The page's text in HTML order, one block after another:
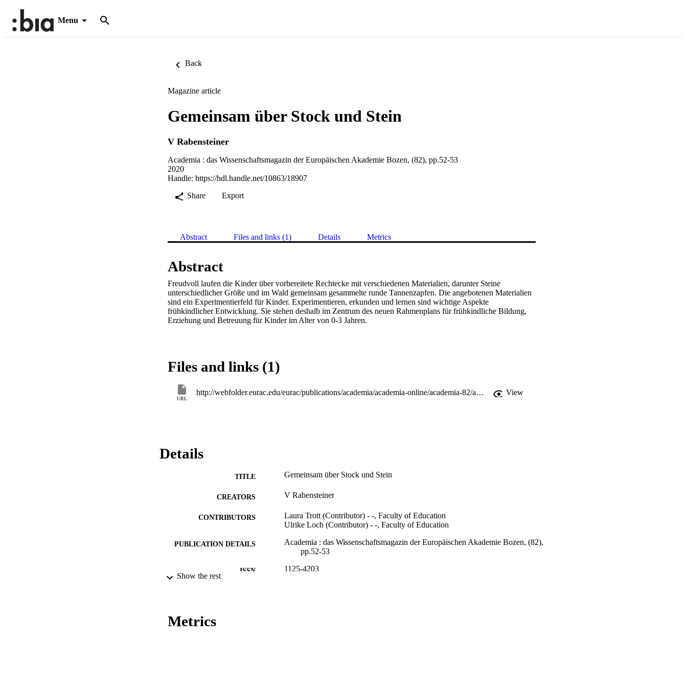
Menu
Back
Magazine article
Gemeinsam über Stock und Stein
V Rabensteiner
Academia : das Wissenschaftsmagazin der Europäischen Akademie Bozen, (82), pp.52-53
2020
Handle: https://hdl.handle.net/10863/18907
Share
Export
Abstract Files and links (1) Details Metrics
Abstract
Freudvoll laufen die Kinder über vorbereitete Rechtecke mit verschiedenen Materialien, darunter Steine
unterschiedlicher Größe und im Wald gemeinsam gesammelte runde Tannenzapfen. Die angebotenen Materialien
sind ein Experimentierfeld für Kinder. Experimentieren, erkunden und lernen sind wichtige Aspekte
frühkindlicher Entwicklung. Sie stehen deshalb im Zentrum des neuen Rahmenplans für frühkindliche Bildung,
Erziehung und Betreuung für Kinder im Alter von 0-3 Jahren.
Files and links (1)
URL
http://webfolder.eurac.edu/eurac/publications/academia/academia-online/academia-82/academia-82.pdf#page=52 View
Details
TITLE Gemeinsam über Stock und Stein
CREATORS V Rabensteiner
CONTRIBUTORS
Laura Trott (Contributor) - -, Faculty of Education
Ulrike Loch (Contributor) - -, Faculty of Education
PUBLICATION DETAILS
Academia : das Wissenschaftsmagazin der Europäischen Akademie Bozen, (82),
pp.52-53
ISSN 1125-4203
Show the rest
Metrics